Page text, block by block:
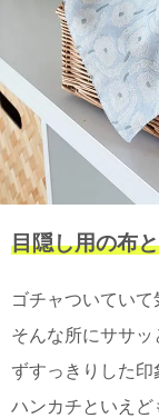
ト投
函 330
円
5,500
円以
上 無
料
目隠し用の布
ゴチャついていて
そんな所にササ
ずすっきりした印
ハンカチといえど